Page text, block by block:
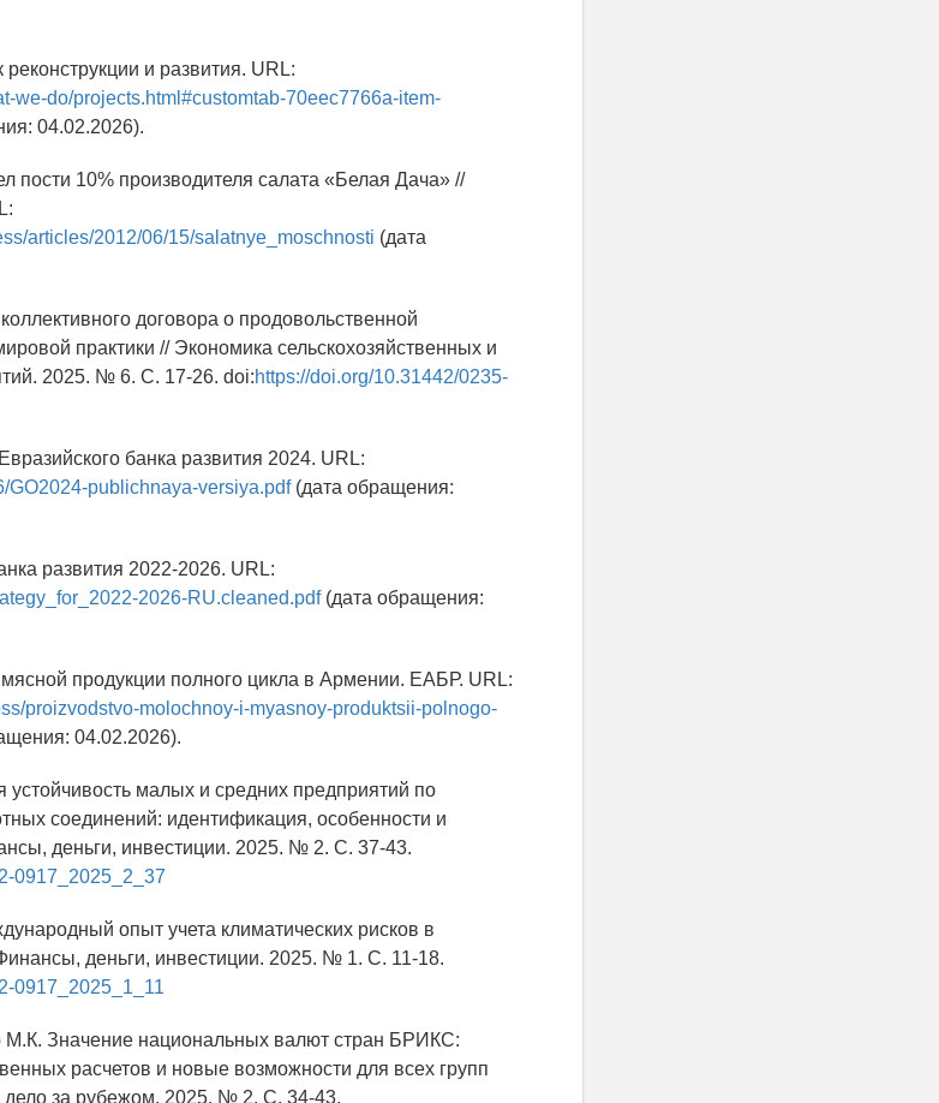
и развития. URL:
we-do/projects.html#customtab-70eec7766a-item-
04.02.2026).
пости 10% производителя салата «Белая Дача» //
articles/2012/06/15/salatnye_moschnosti (дата
договора о продовольственной
практики // Экономика сельскохозяйственных и
2025. № 6. С. 17-26. doi:https://doi.org/10.31442/0235-
банка развития 2024. URL:
GO2024-publichnaya-versiya.pdf(дата обращения:
развития 2022-2026. URL:
2026-RU.cleaned.pdf(дата обращения:
продукции полного цикла в Армении. ЕАБР. URL:
proizvodstvo-molochnoy-i-myasnoy-produktsii-polnogo-
04.02.2026).
малых и средних предприятий по
соединений: идентификация, особенности и
деньги, инвестиции. 2025. № 2. С. 37-43.
0917_2025_2_37
опыт учета климатических рисков в
деньги, инвестиции. 2025. № 1. С. 11-18.
0917_2025_1_11
Значение национальных валют стран БРИКС:
расчетов и новые возможности для всех групп
дело за рубежом. 2025. № 2. С. 34-43.